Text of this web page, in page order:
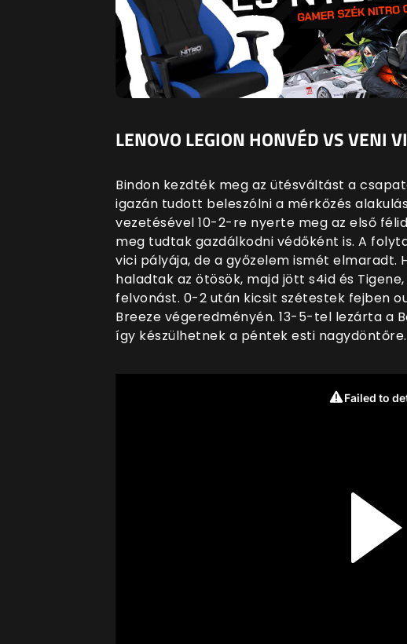
LENOVO LEGION HONVÉD VS VENI
Bindon kezdték meg az ütésváltást a
igazán tudott beleszólni a mérkőzés
vezetésével 10-2-re nyerte meg az első
meg tudtak gazdálkodni védőként is. A
vici pályája, de a győzelem ismét
haladtak az ötösök, majd jött s4id és
felvonást. 0-2 után kicsit szétestek fejben
Breeze végeredményén. 13-5-tel lezárta a
így készülhetnek a péntek esti nagydöntőre.